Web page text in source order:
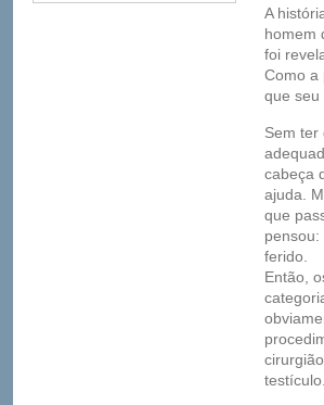
A
homem
foi
Como a
que seu
Sem ter
cabeça
ajuda.
que
pensou:
ferido.
Então,
testículo.